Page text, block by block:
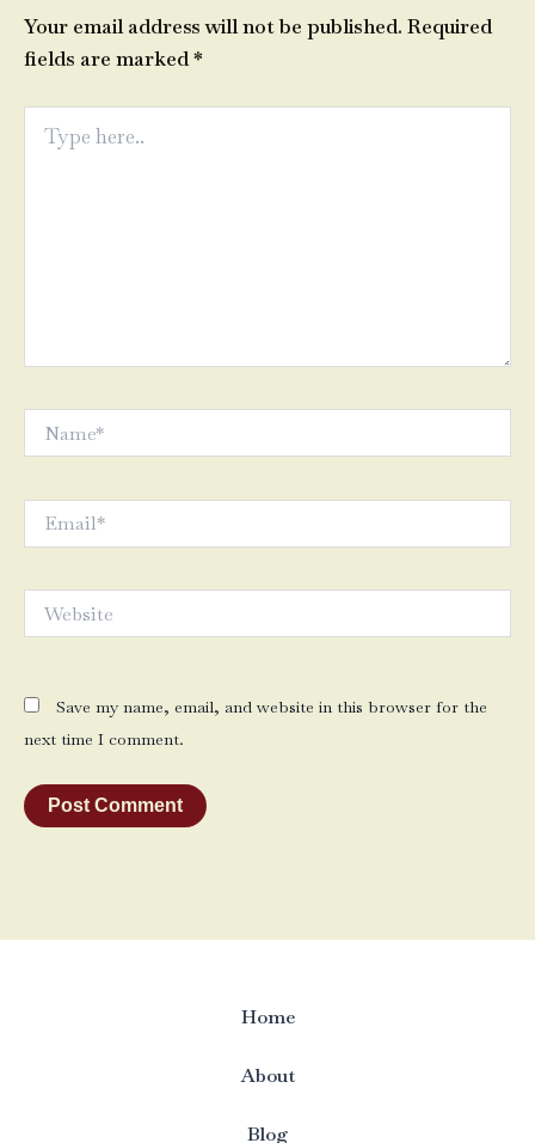
Your email address will not be published. Required
fields are marked*
here..
Save my name, email, and website in this browser for the
next time I comment.
Home
About
Blog